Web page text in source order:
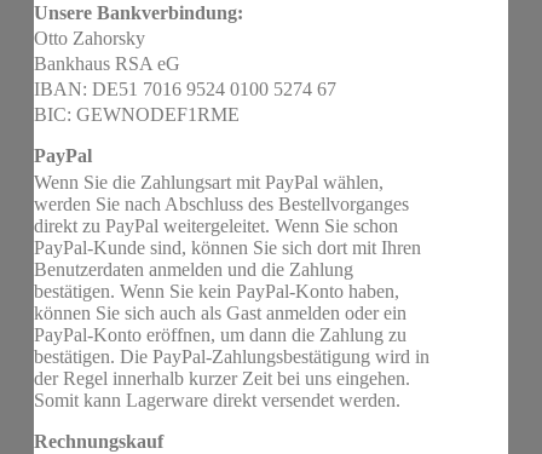
Unsere Bankverbindung:
Otto Zahorsky
Bankhaus RSA eG
IBAN: DE51 7016 9524 0100 5274 67
BIC: GEWNODEF1RME
PayPal
Wenn Sie die Zahlungsart mit PayPal wählen,
werden Sie nach Abschluss des Bestellvorganges
direkt zu PayPal weitergeleitet. Wenn Sie schon
PayPal-Kunde sind, können Sie sich dort mit Ihren
Benutzerdaten anmelden und die Zahlung
bestätigen. Wenn Sie kein PayPal-Konto haben,
können Sie sich auch als Gast anmelden oder ein
PayPal-Konto eröffnen, um dann die Zahlung zu
bestätigen. Die PayPal-Zahlungsbestätigung wird in
der Regel innerhalb kurzer Zeit bei uns eingehen.
Somit kann Lagerware direkt versendet werden.
Rechnungskauf